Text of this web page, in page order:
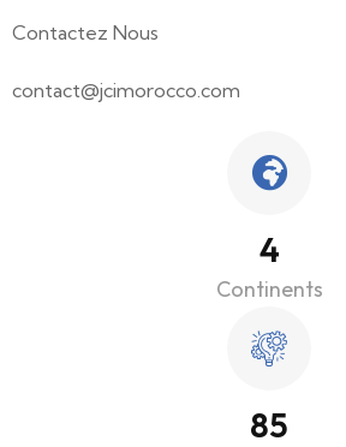
Contactez Nous
contact@jcimorocco.com
5
Continents
118